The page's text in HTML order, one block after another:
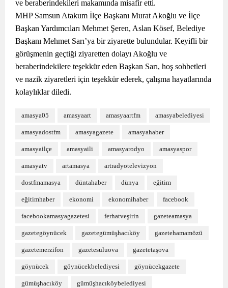
ve beraberindekileri makamında misafir etti.
MHP Samsun Atakum İlçe Başkanı Murat Akoğlu ve İlçe
Başkan Yardımcıları Mehmet Şeren, Aslan Kösef, Belediye
Başkanı Mehmet Sarı’ya bir ziyarette bulundular. Keyifli bir
görüşmenin geçtiği ziyaretten dolayı Akoğlu ve
beraberindekilere teşekkür eden Başkan Sarı, hoş sohbetleri
ve nazik ziyaretleri için teşekkür ederek, çalışma hayatlarında
kolaylıklar diledi.
amasya05 amasyaart amasyaartfm amasyabelediyesi
amasyadostfm amasyagazete amasyahaber
amasyailçe amasyaili amasyarodyo amasyaspor
amasyatv artamasya artradyotelevizyon
dostfmamasya düntahaber dünya eğitim
eğitimhaber ekonomi ekonomihaber facebook
facebookamasyagazetesi ferhatveşirin gazeteamasya
gazetegöynücek gazetegümüşhacıköy gazetehamamözü
gazetemerzifon gazetesuluova gazetetaşova
göynücek göynücekbelediyesi göynücekgazete
gümüşhacıköy gümüşhacıköybelediyesi